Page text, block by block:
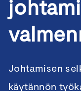
Johtamisen
käytännön